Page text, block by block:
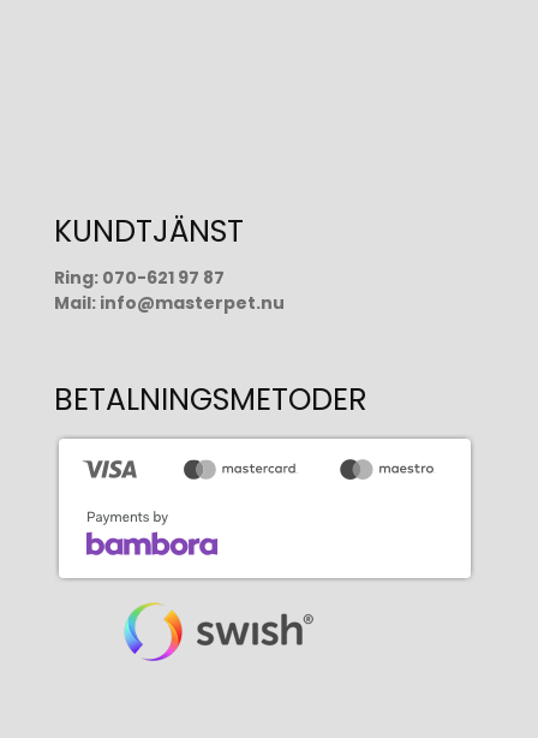
KUNDTJÄNST
Ring: 070-621 97 87
Mail: info@masterpet.nu
BETALNINGSMETODER